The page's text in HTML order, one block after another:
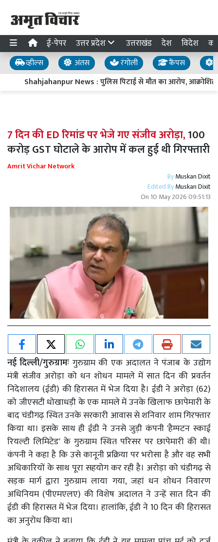
ई-पेपर उत्तर प्रदेश उत्तराखंड देश विदेश
व्हील्स अंतस रंगोली कैंपस
Shahjahanpur News : पुलिस पिटाई से मौत का आरोप,
7 दिन की ED रिमांड पर भेजे गए संजीव अरोड़ा,100
करोड़ GST घोटाले के आरोप में कल हुई थी गिरफ्तारी
Amrit Vichar Network
ByMuskan Dixit
Edited ByMuskan Dixit
On 10 May 2026 09:51:13
नई दिल्ली/गुरुग्रामः गुरुग्राम की एक अदालत ने पंजाब के उद्योग
मंत्री संजीव अरोड़ा को धन शोधन मामले में सात दिन की प्रवर्तन
निदेशालय (ईडी) की हिरासत में भेज दिया है। ईडी ने अरोड़ा (62)
को जीएसटी धोखाधड़ी के एक मामले में उनके खिलाफ छापेमारी के
बाद चंडीगढ़ स्थित उनके सरकारी आवास से शनिवार शाम गिरफ्तार
किया था। इसके साथ ही ईडी ने उनसे जुड़ी कंपनी 'हैम्पटन स्काई
रियल्टी लिमिटेड' के गुरुग्राम स्थित परिसर पर छापेमारी की थी।
कंपनी ने कहा है कि उसे कानूनी प्रक्रिया पर भरोसा है और वह सभी
अधिकारियों के साथ पूरा सहयोग कर रही है। अरोड़ा को चंडीगढ़ से
सड़क मार्ग द्वारा गुरुग्राम लाया गया, जहां धन शोधन निवारण
अधिनियम (पीएमएलए) की विशेष अदालत ने उन्हें सात दिन की
ईडी की हिरासत में भेज दिया। हालांकि, ईडी ने 10 दिन की हिरासत
का अनुरोध किया था।